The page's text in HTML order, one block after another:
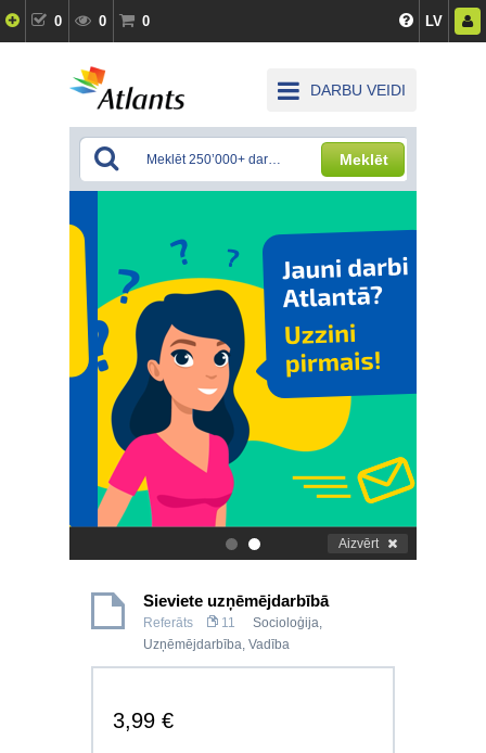
0 0 0 LV
DARBU VEIDI
Meklēt
. Aizvērt
Sieviete uzņēmējdarbībā
Referāts 11 Socioloģija,
Uzņēmējdarbība, Vadība
3,99 €